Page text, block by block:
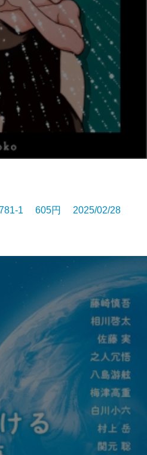
1 605円 2025/02/28